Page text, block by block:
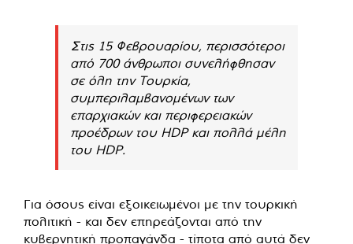
Στις 15 Φεβρουαρίου, περισσότεροι
από 700 άνθρωποι συνελήφθησαν
σε όλη την Τουρκία,
συμπεριλαμβανομένων των
επαρχιακών και περιφερειακών
προέδρων του HDP και πολλά μέλη
του HDP.
Για όσους είναι εξοικειωμένοι με την τουρκική
πολιτική - και δεν επηρεάζονται από την
κυβερνητική προπαγάνδα - τίποτα από αυτά δεν